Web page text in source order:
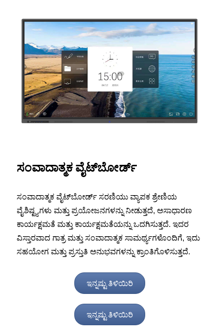
ಸಂವಾದಾತ್ಮಕ ವೈಟ್‌ಬೋರ್ಡ್
ಸಂವಾದಾತ್ಮಕ ವೈಟ್‌ಬೋರ್ಡ್ ಸರಣಿಯು ವ್ಯಾಪಕ ಶ್ರೇಣಿಯ
ವೈಶಿಷ್ಟ್ಯಗಳು ಮತ್ತು ಪ್ರಯೋಜನಗಳನ್ನು ನೀಡುತ್ತದೆ, ಅಸಾಧಾರಣ
ಕಾರ್ಯಕ್ಷಮತೆ ಮತ್ತು ಕಾರ್ಯಕ್ಷಮತೆಯನ್ನು ಒದಗಿಸುತ್ತದೆ. ಇದರ
ವಿಸ್ತಾರವಾದ ಗಾತ್ರ ಮತ್ತು ಸಂವಾದಾತ್ಮಕ ಸಾಮರ್ಥ್ಯಗಳೊಂದಿಗೆ, ಇದು
ಸಹಯೋಗ ಮತ್ತು ಪ್ರಸ್ತುತಿ ಅನುಭವಗಳನ್ನು ಕ್ರಾಂತಿಗೊಳಿಸುತ್ತದೆ.
ಇನ್ನಷ್ಟು ತಿಳಿಯಿರಿ
ಇನ್ನಷ್ಟು ತಿಳಿಯಿರಿ